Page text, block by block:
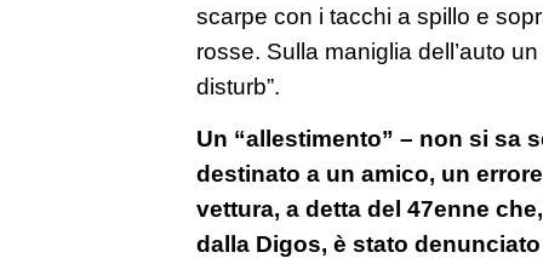
scarpe con i tacchi a spillo e
rosse. Sulla maniglia dell’auto
disturb”.
Un “allestimento” – non si sa
destinato a un amico, un
vettura, a detta del 47enne
dalla Digos, è stato